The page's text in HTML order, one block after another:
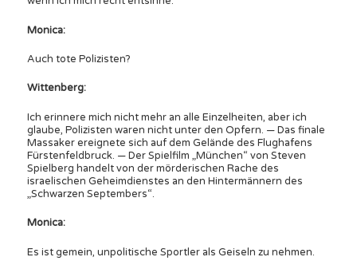
Monica:
Auch tote Polizisten?
Wittenberg:
Ich erinnere mich nicht mehr an alle Einzelheiten, aber ich
glaube, Polizisten waren nicht unter den Opfern. — Das finale
Massaker ereignete sich auf dem Gelände des Flughafens
Fürstenfeldbruck. — Der Spielfilm „München“ von Steven
Spielberg handelt von der mörderischen Rache des
israelischen Geheimdienstes an den Hintermännern des
„Schwarzen Septembers“.
Monica:
Es ist gemein, unpolitische Sportler als Geiseln zu nehmen.